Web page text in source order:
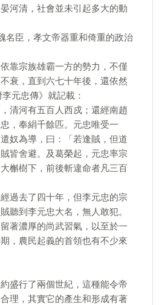
河清，社會並未引起多大的動
名臣，孝文帝器重和倚重的政治
靠宗族雄霸一方的勢力，不僅
衰，直到六七十年後，還依然
元忠傳》就記載：
，清河有五百人西戍；還經南趙
，奉絹千餘匹。元忠唯受一
奴為導，曰：「若逢賊，但道
皆舍避。及葛榮起，元忠率宗
槲樹下，前後斬違命者凡三百
過去了四十年，但李元忠的宗
聽到李元忠大名，無人敢犯。
著濃厚的尚武習氣，以至於一
，農民起義的首領也有不少來
盛行了兩個世紀，這種能令帝
理，其實它的產生和形成有著